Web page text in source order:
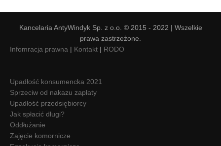
Kancelaria AntyWindyk Sp. z o.o. © 2015 - 2022 | Wszelkie
prawa zastrzeżone.
Infomracja prawna | Kontakt | RODO
Upadłość konsumencka 2021
Sprzeciw od nakazu zapłaty
Upadłość przedsiębiorcy
Jak spłacić długi?
Oddłużanie
Zajęcie komornicze